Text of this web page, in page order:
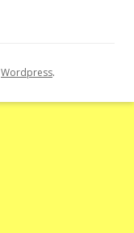
Wordpress.